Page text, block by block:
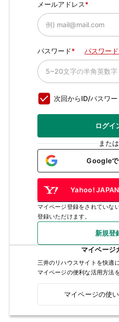
メールアドレス
パスワード パスワー
次回からID/パスワ
ログイ
または
Google
Yahoo!
マイページ登録をされていな
登録いただけます。
新規登
マイページ
三井のリハウスサイトを快適
マイページの便利な活用方法
マイページの使